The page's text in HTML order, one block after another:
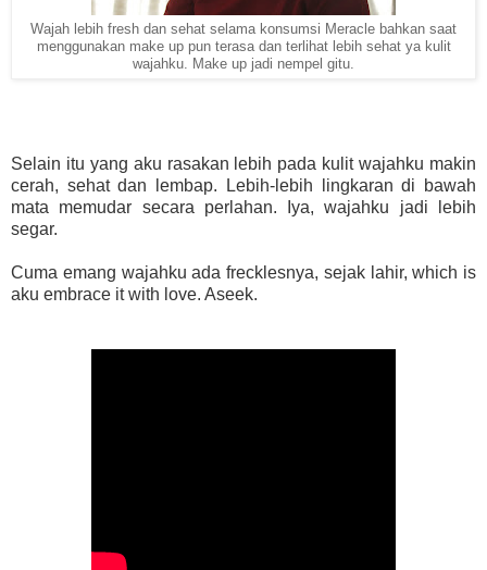
Wajah lebih fresh dan sehat selama konsumsi Meracle bahkan saat
menggunakan make up pun terasa dan terlihat lebih sehat ya kulit
wajahku. Make up jadi nempel gitu.
Selain itu yang aku rasakan lebih pada kulit wajahku makin
cerah, sehat dan lembap. Lebih-lebih lingkaran di bawah
mata memudar secara perlahan. Iya, wajahku jadi lebih
segar.
Cuma emang wajahku ada frecklesnya, sejak lahir, which is
aku embrace it with love. Aseek.